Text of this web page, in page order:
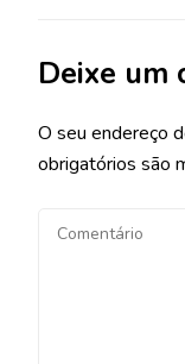
Deixe um
O seu endereço
obrigatórios são